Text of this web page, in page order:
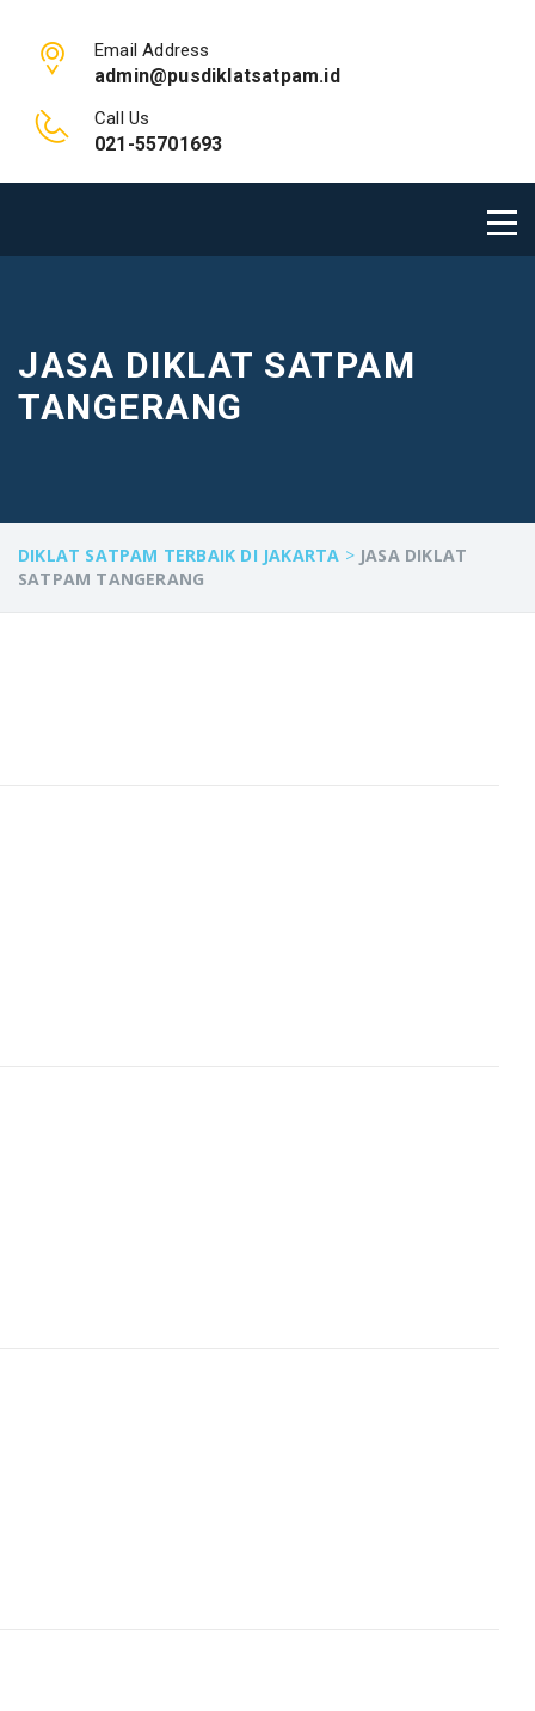
Email Address
admin@pusdiklatsatpam.id
Call Us
021-55701693
JASA DIKLAT SATPAM
TANGERANG
DIKLAT SATPAM TERBAIK DI JAKARTA > JASA DIKLAT
SATPAM TANGERANG